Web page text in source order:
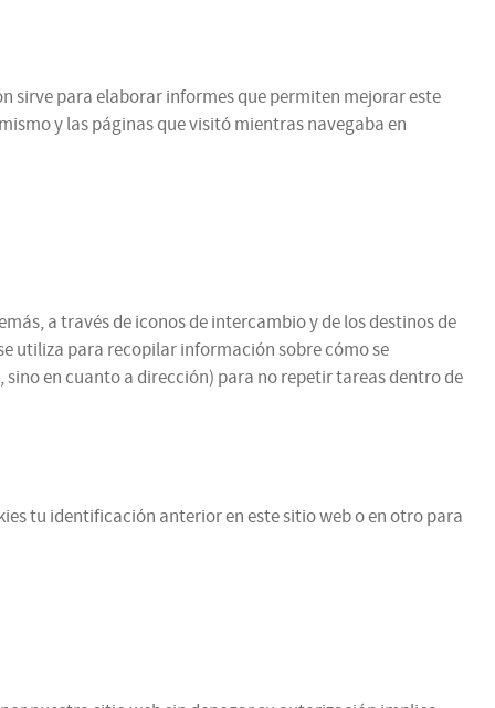
sirve para elaborar informes que permiten mejorar este
y las páginas que visitó mientras navegaba en
a través de iconos de intercambio y de los destinos de
utiliza para recopilar información sobre cómo se
en cuanto a dirección) para no repetir tareas dentro de
tu identificación anterior en este sitio web o en otro para